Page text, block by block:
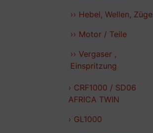
›› Hebel, Wellen, Züge
›› Motor / Teile
›› Vergaser ,
Einspritzung
› CRF1000 / SD06
AFRICA TWIN
› GL1000